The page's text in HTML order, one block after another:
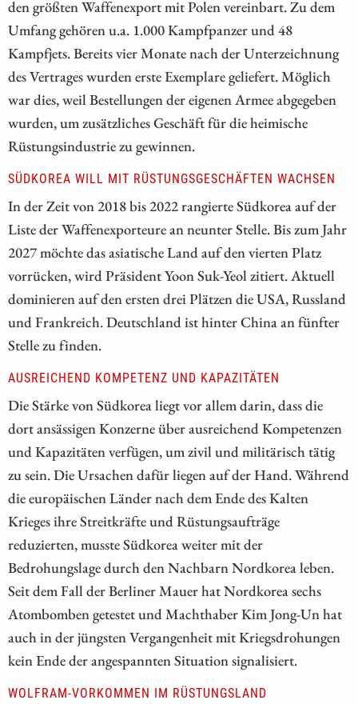
den größten Waffenexport mit Polen vereinbart. Zu dem
Umfang gehören u.a. 1.000 Kampfpanzer und 48
Kampfjets. Bereits vier Monate nach der Unterzeichnung
des Vertrages wurden erste Exemplare geliefert. Möglich
war dies, weil Bestellungen der eigenen Armee abgegeben
wurden, um zusätzliches Geschäft für die heimische
Rüstungsindustrie zu gewinnen.
SÜDKOREA WILL MIT RÜSTUNGSGESCHÄFTEN WACHSEN
In der Zeit von 2018 bis 2022 rangierte Südkorea auf der
Liste der Waffenexporteure an neunter Stelle. Bis zum Jahr
2027 möchte das asiatische Land auf den vierten Platz
vorrücken, wird Präsident Yoon Suk-Yeol zitiert. Aktuell
dominieren auf den ersten drei Plätzen die USA, Russland
und Frankreich. Deutschland ist hinter China an fünfter
Stelle zu finden.
AUSREICHEND KOMPETENZ UND KAPAZITÄTEN
Die Stärke von Südkorea liegt vor allem darin, dass die
dort ansässigen Konzerne über ausreichend Kompetenzen
und Kapazitäten verfügen, um zivil und militärisch tätig
zu sein. Die Ursachen dafür liegen auf der Hand. Während
die europäischen Länder nach dem Ende des Kalten
Krieges ihre Streitkräfte und Rüstungsaufträge
reduzierten, musste Südkorea weiter mit der
Bedrohungslage durch den Nachbarn Nordkorea leben.
Seit dem Fall der Berliner Mauer hat Nordkorea sechs
Atombomben getestet und Machthaber Kim Jong-Un hat
auch in der jüngsten Vergangenheit mit Kriegsdrohungen
kein Ende der angespannten Situation signalisiert.
WOLFRAM-VORKOMMEN IM RÜSTUNGSLAND